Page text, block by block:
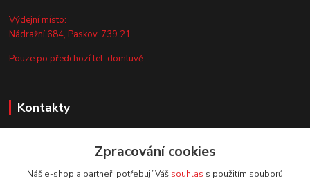
Výdejní místo:
Nádražní 684, Paskov, 739 21
Pouze po předchozí tel. domluvě.
Kontakty
+420 735 044 675Zpracování cookies
Náš e-shop a partneři potřebují Váš souhlas s použitím souborů